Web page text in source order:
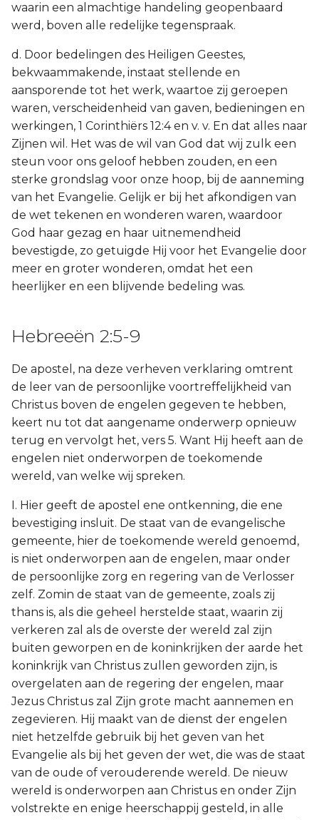
waarin een almachtige handeling geopenbaard
werd, boven alle redelijke tegenspraak.
d. Door bedelingen des Heiligen Geestes,
bekwaammakende, instaat stellende en
aansporende tot het werk, waartoe zij geroepen
waren, verscheidenheid van gaven, bedieningen en
werkingen, 1 Corinthiërs 12:4 en v. v. En dat alles naar
Zijnen wil. Het was de wil van God dat wij zulk een
steun voor ons geloof hebben zouden, en een
sterke grondslag voor onze hoop, bij de aanneming
van het Evangelie. Gelijk er bij het afkondigen van
de wet tekenen en wonderen waren, waardoor
God haar gezag en haar uitnemendheid
bevestigde, zo getuigde Hij voor het Evangelie door
meer en groter wonderen, omdat het een
heerlijker en een blijvende bedeling was.
Hebreeën 2:5-9
De apostel, na deze verheven verklaring omtrent
de leer van de persoonlijke voortreffelijkheid van
Christus boven de engelen gegeven te hebben,
keert nu tot dat aangename onderwerp opnieuw
terug en vervolgt het, vers 5. Want Hij heeft aan de
engelen niet onderworpen de toekomende
wereld, van welke wij spreken.
I. Hier geeft de apostel ene ontkenning, die ene
bevestiging insluit. De staat van de evangelische
gemeente, hier de toekomende wereld genoemd,
is niet onderworpen aan de engelen, maar onder
de persoonlijke zorg en regering van de Verlosser
zelf. Zomin de staat van de gemeente, zoals zij
thans is, als die geheel herstelde staat, waarin zij
verkeren zal als de overste der wereld zal zijn
buiten geworpen en de koninkrijken der aarde het
koninkrijk van Christus zullen geworden zijn, is
overgelaten aan de regering der engelen, maar
Jezus Christus zal Zijn grote macht aannemen en
zegevieren. Hij maakt van de dienst der engelen
niet hetzelfde gebruik bij het geven van het
Evangelie als bij het geven der wet, die was de staat
van de oude of verouderende wereld. De nieuw
wereld is onderworpen aan Christus en onder Zijn
volstrekte en enige heerschappij gesteld, in alle